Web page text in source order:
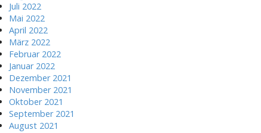
Juli 2022
Mai 2022
April 2022
März 2022
Februar 2022
Januar 2022
Dezember 2021
November 2021
Oktober 2021
September 2021
August 2021